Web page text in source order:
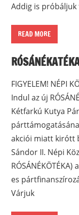
Addig is próbáljuk
READ MORE
FIGYELEM! NÉPI
Indul az új
Kétfarkú Kutya
akciói miatt kirótt
Sándor II. Népi
es
Várjuk